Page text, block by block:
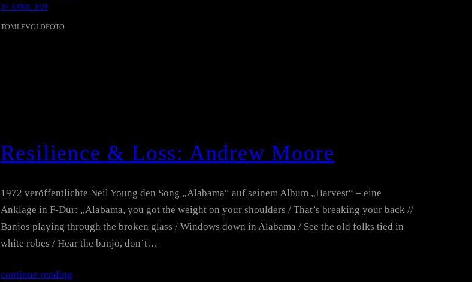
20. APRIL 2026
TOMLEVOLDFOTO
Resilience & Loss: Andrew Moore
1972 veröffentlichte Neil Young den Song „Alabama“ auf seinem Album „Harvest“ – eine
Anklage in F-Dur: „Alabama, you got the weight on your shoulders / That’s breaking your back //
Banjos playing through the broken glass / Windows down in Alabama / See the old folks tied in
white robes / Hear the banjo, don’t…
continue reading